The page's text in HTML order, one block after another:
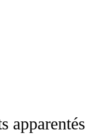
apparentés